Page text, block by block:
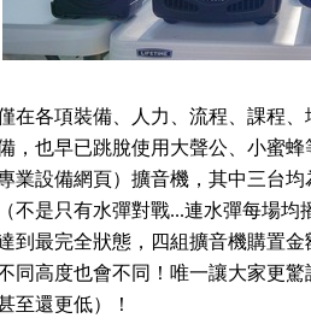
在各項裝備、人力、流程、課程
，也早已跳脫使用大聲公、小蜜
業設備網頁）擴音機，其中三台
不是只有水彈對戰...連水彈每場均
到最完全狀態，四組擴音機購置金
同高度也會不同！唯一讓大家更
至還更低）！